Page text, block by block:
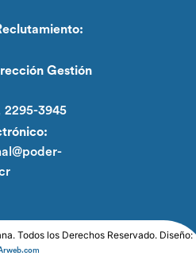
Gestión
2295-3945
Todos los Derechos Reservado. Diseño: